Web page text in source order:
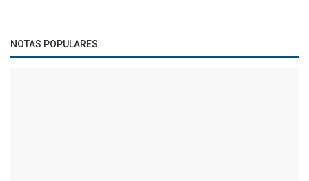
NOTAS POPULARES